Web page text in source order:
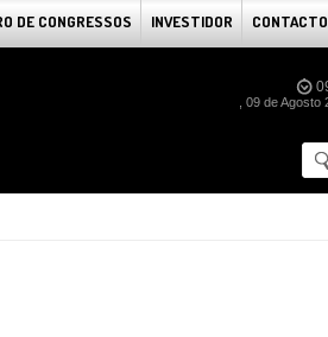
DE CONGRESSOS INVESTIDOR
, 09 de Agosto